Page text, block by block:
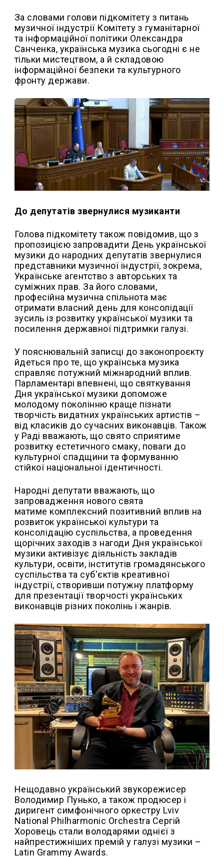
За словами голови підкомітету з питань
музичної індустрії Комітету з гуманітарної
та інформаційної політики Олександра
Санченка, українська музика сьогодні є не
тільки мистецтвом, а й складовою
інформаційної безпеки та культурного
фронту держави.
До депутатів звернулися музиканти
Голова підкомітету також повідомив, що з
пропозицією запровадити День української
музики до народних депутатів звернулися
представники музичної індустрії, зокрема,
Українське агентство з авторських та
суміжних прав. За його словами,
професійна музична спільнота має
отримати власний день для консолідації
зусиль із розвитку української музики та
посилення державної підтримки галузі.
У пояснювальній записці до законопроєкту
йдеться про те, що українська музика
справляє потужний міжнародний вплив.
Парламентарі впевнені, що святкування
Дня української музики допоможе
молодому поколінню краще пізнати
творчість видатних українських артистів –
від класиків до сучасних виконавців. Також
у Раді вважають, що свято сприятиме
розвитку естетичного смаку, поваги до
культурної спадщини та формуванню
стійкої національної ідентичності.
Народні депутати вважають, що
запровадження нового свята
матиме комплексний позитивний вплив на
розвиток української культури та
консолідацію суспільства, а проведення
щорічних заходів з нагоди Дня української
музики активізує діяльність закладів
культури, освіти, інститутів громадянського
суспільства та суб'єктів креативної
індустрії, створивши потужну платформу
для презентації творчості українських
виконавців різних поколінь і жанрів.
Нещодавно український звукорежисер
Володимир Пунько, а також продюсер і
диригент симфонічного оркестру Lviv
National Philharmonic Orchestra Сергій
Хоровець стали володарями однієї з
найпрестижніших премій у галузі музики –
Latin Grammy Awards.